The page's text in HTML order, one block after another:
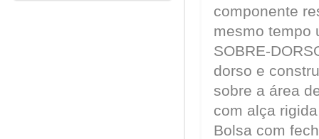
componente
mesmo tempo
SOBRE-
dorso e
sobre a área
com alça
Bolsa com